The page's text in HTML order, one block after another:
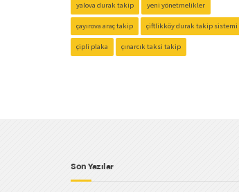
yalova durak takip yeni yönetmelikler
çayırova araç takip çiftlikköy durak takip sistemi
çipli plaka çınarcık taksi takip
Son Yazılar